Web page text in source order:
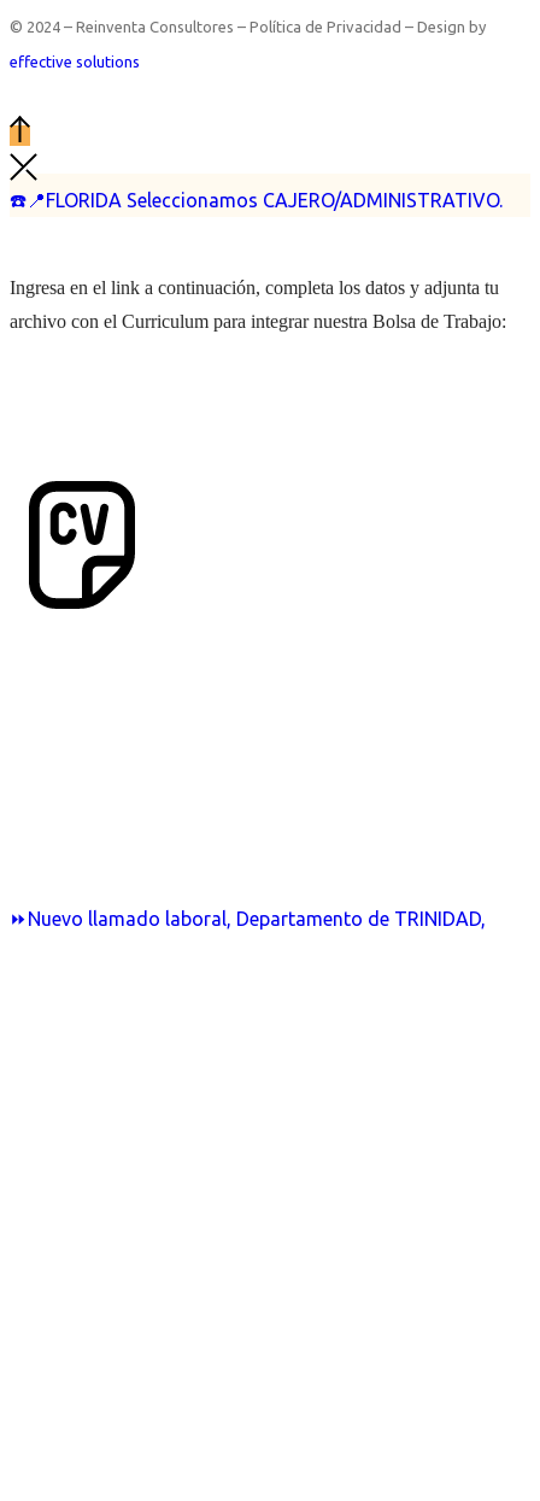
☎️📍FLORIDA Seleccionamos CAJERO/ADMINISTRATIVO.
⏩Nuevo llamado laboral, Departamento de TRINIDAD,
© 2024 – Reinventa Consultores – Política de Privacidad – Design by
effective solutions
Ingresa en el link a continuación, completa los datos y adjunta tu
archivo con el Curriculum para integrar nuestra Bolsa de Trabajo: